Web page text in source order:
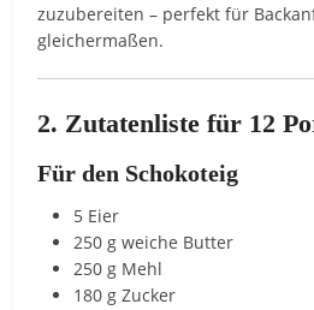
zuzubereiten – perfekt für
gleichermaßen.
2. Zutatenliste für 12
Für den Schokoteig
5 Eier
250 g weiche Butter
250 g Mehl
180 g Zucker